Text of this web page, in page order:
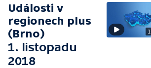
Události v
regionech plus
(Brno)
1. listopadu
2018